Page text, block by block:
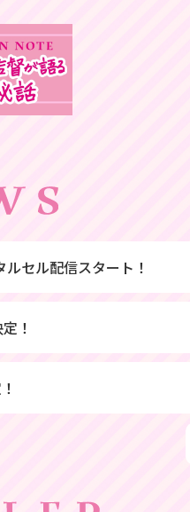
セル配信スタート！
！